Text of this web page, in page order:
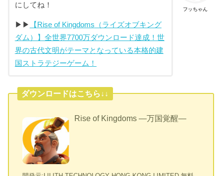
フッちゃん
にしてね！
▶︎▶︎ 【 Rise of Kingdoms （ライズオブキング
ダム）】全世界7700万ダウンロード達成！世
界の古代文明がテーマとなっている本格的建
国ストラテジーゲーム！
ダウンロードはこちら↓↓
Rise of Kingdoms ―万国覚醒―